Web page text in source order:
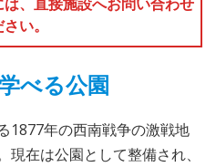
い。
べる公園
1877年の西南戦争の激戦地
在は公園として整備され、